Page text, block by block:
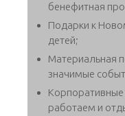
бенефитная
Подарки к
детей;
Материальная
значимые
работаем и